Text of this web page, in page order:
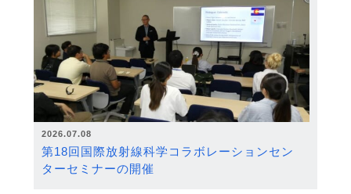
2026.07.08
第18回国際放射線科学コラボレーションセン
ターセミナーの開催